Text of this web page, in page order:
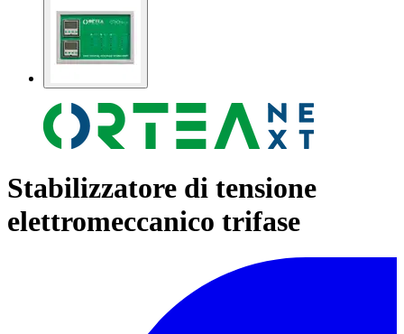
Stabilizzatore di tensione
elettromeccanico trifase